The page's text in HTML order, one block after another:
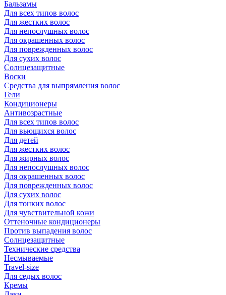
Бальзамы
Для всех типов волос
Для жестких волос
Для непослушных волос
Для окрашенных волос
Для поврежденных волос
Для сухих волос
Солнцезащитные
Воски
Средства для выпрямления волос
Гели
Кондиционеры
Антивозрастные
Для всех типов волос
Для вьющихся волос
Для детей
Для жестких волос
Для жирных волос
Для непослушных волос
Для окрашенных волос
Для поврежденных волос
Для сухих волос
Для тонких волос
Для чувствительной кожи
Оттеночные кондиционеры
Против выпадения волос
Солнцезащитные
Технические средства
Несмываемые
Travel-size
Для седых волос
Кремы